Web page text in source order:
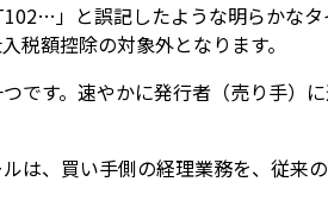
」と誤記したような明らかな
税額控除の対象外となります。
です。速やかに発行者（売り手）
は、買い手側の経理業務を、従来